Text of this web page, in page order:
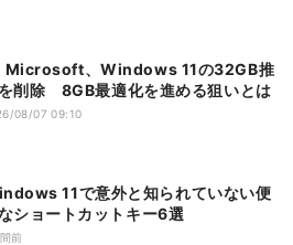
削除 8GB最適化を進める狙いとは
08/07 09:10
11で意外と知られていない便
ショートカットキー6選
前